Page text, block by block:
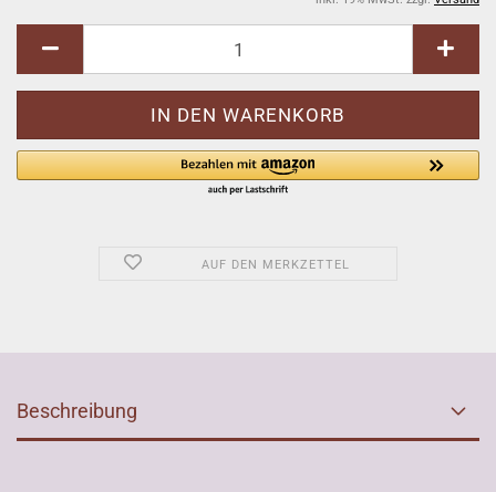
AUF DEN MERKZETTEL
Beschreibung